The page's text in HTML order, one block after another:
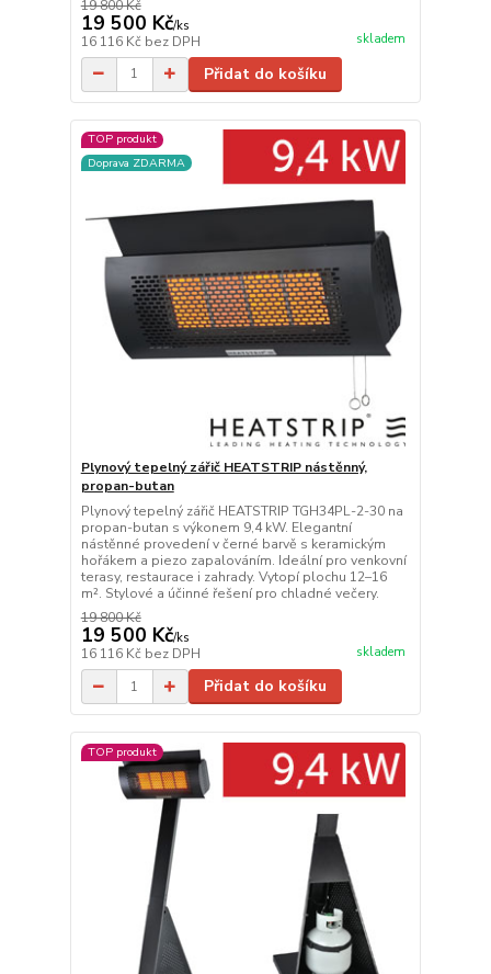
19 800 Kč
19 500 Kč/ks
16 116 Kč bez DPH skladem
Přidat do košíku
TOP produkt
Doprava ZDARMA
Plynový tepelný zářič HEATSTRIP nástěnný,
propan-butan
Plynový tepelný zářič HEATSTRIP TGH34PL-2-30 na
propan-butan s výkonem 9,4 kW. Elegantní
nástěnné provedení v černé barvě s keramickým
hořákem a piezo zapalováním. Ideální pro venkovní
terasy, restaurace i zahrady. Vytopí plochu 12–16
m². Stylové a účinné řešení pro chladné večery.
19 800 Kč
19 500 Kč/ks
16 116 Kč bez DPH skladem
Přidat do košíku
TOP produkt